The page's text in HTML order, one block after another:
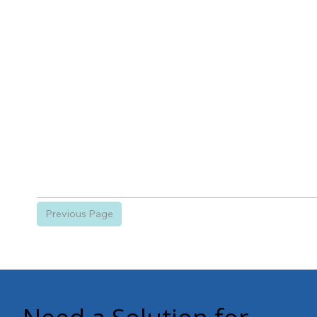
Previous Page